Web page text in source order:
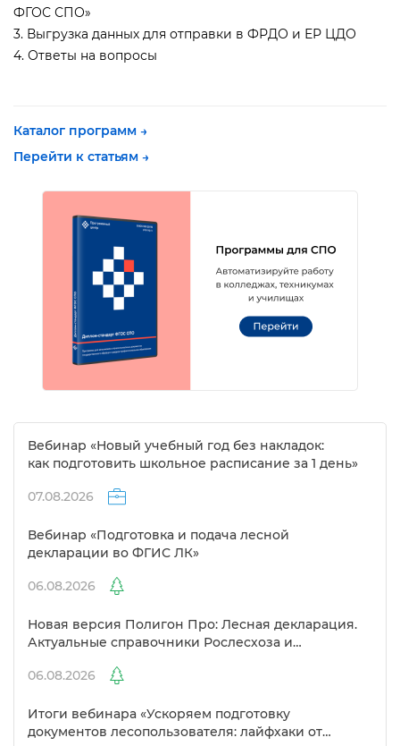
ФГОС СПО»
3. Выгрузка данных для отправки в ФРДО и ЕР ЦДО
4. Ответы на вопросы
Каталог программ →
Перейти к статьям →
ебинар «Новый учебный год без накладок:
как подготовить школьное расписание за 1 день»
07.08.2026
ебинар «Подготовка и подача лесной
декларации во ФГИС ЛК»
06.08.2026
Новая версия Полигон Про: Лесная декларация.
Актуальные справочники Рослесхоза и
06.08.2026
Итоги вебинара «Ускоряем подготовку
документов лесопользователя: лайфхаки от